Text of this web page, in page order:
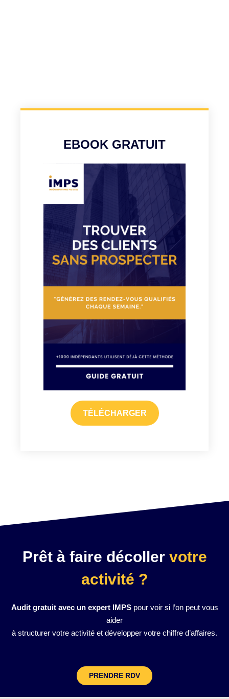
EBOOK GRATUIT
TÉLÉCHARGER
Prêt à faire décoller votre
activité ?
Audit gratuit avec un expert IMPSpour voir si l’on peut vous
aider
à structurer votre activité et développer votre chiffre d’affaires.
PRENDRE RDV